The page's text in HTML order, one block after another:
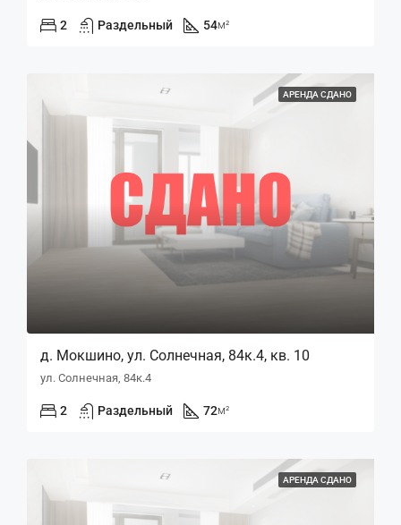
2 Раздельный 54м²
АРЕНДА СДАНО
д. Мокшино, ул. Солнечная, 84к.4, кв. 10
ул. Солнечная, 84к.4
2 Раздельный 72м²
АРЕНДА СДАНО